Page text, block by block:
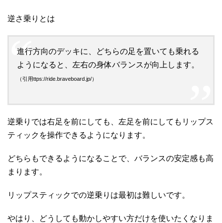
逆さ乗りとは
進行方向のデッキに、どちらの足を置いても乗れる
ようになると、左右の身体バランスが向上します。
（引用ttps://ride.braveboard.jp/）
逆乗りでは右足を前にしても、左足を前にしてもリップス
ティックを操作できるようになります。
どちらもできるようになることで、バランスの安定感も高
まります。
リップスティックでの逆乗りは最初は難しいです。
やはり、どうしても動かしやすい方だけを使いたくなりま